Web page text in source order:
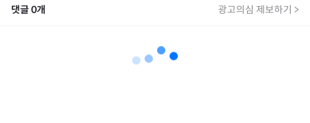
댓글0개 광고의심 제보하기 >